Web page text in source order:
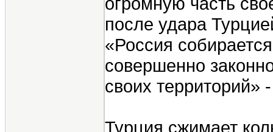
после удара
«Россия
совершенно
своих
Турция сжимает